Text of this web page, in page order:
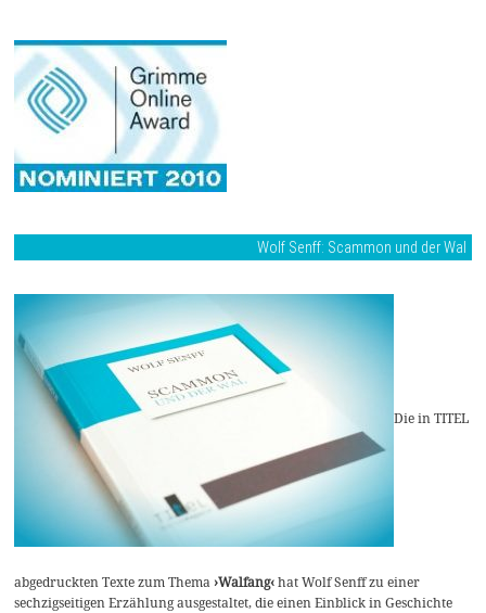
Wolf Senff: Scammon und der Wal
Die in TITEL
abgedruckten Texte zum Thema›Walfang‹hat Wolf Senff zu einer
sechzigseitigen Erzählung ausgestaltet, die einen Einblick in Geschichte